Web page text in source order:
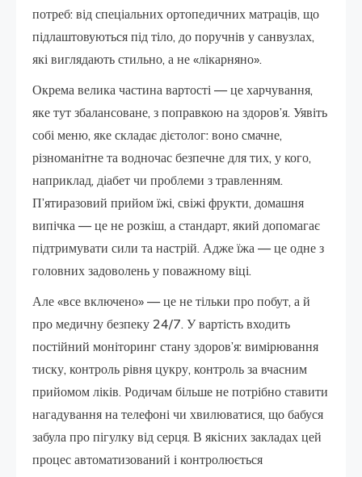
потреб: від спеціальних ортопедичних матраців, що
підлаштовуються під тіло, до поручнів у санвузлах,
які виглядають стильно, а не «лікарняно».
Окрема велика частина вартості — це харчування,
яке тут збалансоване, з поправкою на здоров’я. Уявіть
собі меню, яке складає дієтолог: воно смачне,
різноманітне та водночас безпечне для тих, у кого,
наприклад, діабет чи проблеми з травленням.
П’ятиразовий прийом їжі, свіжі фрукти, домашня
випічка — це не розкіш, а стандарт, який допомагає
підтримувати сили та настрій. Адже їжа — це одне з
головних задоволень у поважному віці.
Але «все включено» — це не тільки про побут, а й
про медичну безпеку 24/7. У вартість входить
постійний моніторинг стану здоров’я: вимірювання
тиску, контроль рівня цукру, контроль за вчасним
прийомом ліків. Родичам більше не потрібно ставити
нагадування на телефоні чи хвилюватися, що бабуся
забула про пігулку від серця. В якісних закладах цей
процес автоматизований і контролюється